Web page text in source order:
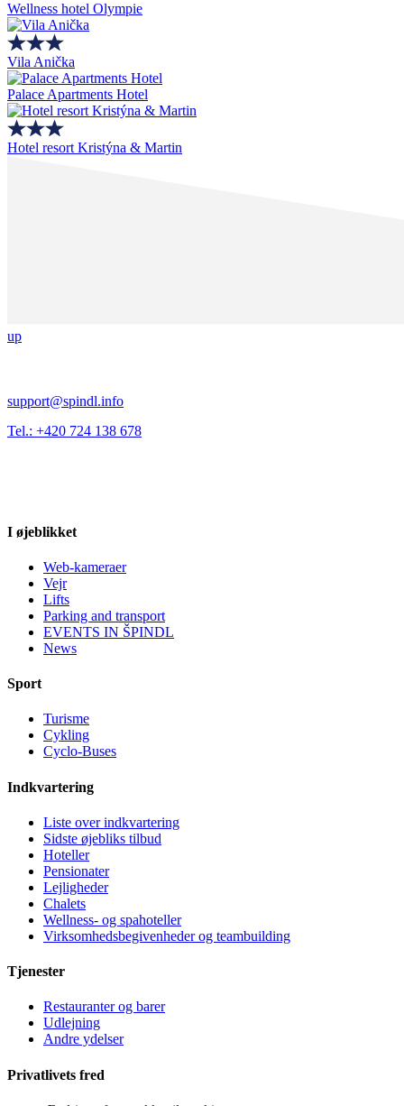
Wellness hotel Olympie
Vila Anička
Palace Apartments Hotel
Hotel resort Kristýna & Martin
up
support@spindl.info
Tel.: +420 724 138 678
I øjeblikket
Web-kameraer
Vejr
Lifts
Parking and transport
EVENTS IN ŠPINDL
News
Sport
Turisme
Cykling
Cyclo-Buses
Indkvartering
Liste over indkvartering
Sidste øjebliks tilbud
Hoteller
Pensionater
Lejligheder
Chalets
Wellness- og spahoteller
Virksomhedsbegivenheder og teambuilding
Tjenester
Restauranter og barer
Udlejning
Andre ydelser
Privatlivets fred